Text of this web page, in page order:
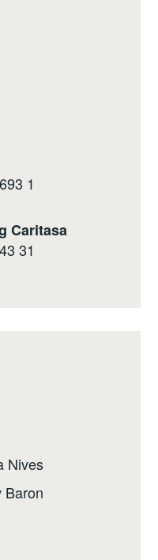
1
Caritasa
31
Nives
Baron